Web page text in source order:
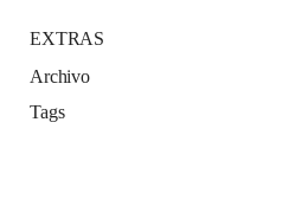
EXTRAS
Archivo
Tags